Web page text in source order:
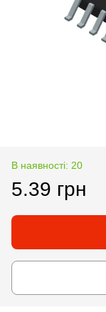
В наявності: 20
5.39 грн